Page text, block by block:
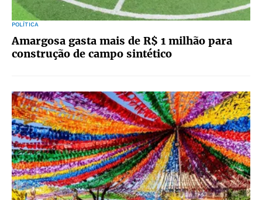
POLÍTICA
Amargosa gasta mais de R$ 1 milhão para
construção de campo sintético